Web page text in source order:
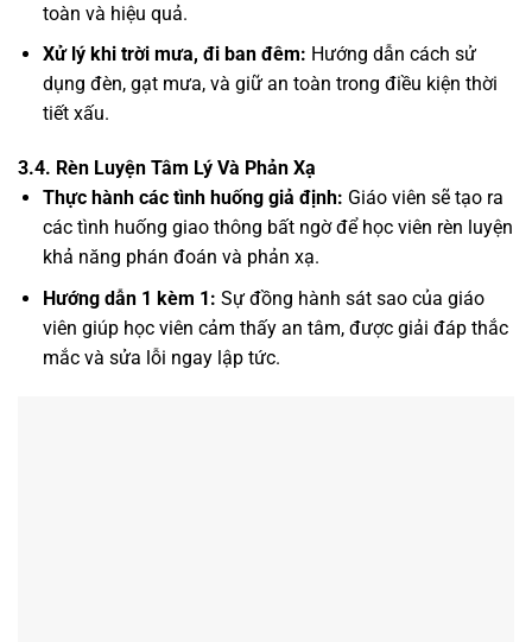
toàn và hiệu quả.
Xử lý khi trời mưa, đi ban đêm: Hướng dẫn cách sử
dụng đèn, gạt mưa, và giữ an toàn trong điều kiện thời
tiết xấu.
3.4. Rèn Luyện Tâm Lý Và Phản Xạ
Thực hành các tình huống giả định: Giáo viên sẽ tạo ra
các tình huống giao thông bất ngờ để học viên rèn luyện
khả năng phán đoán và phản xạ.
Hướng dẫn 1 kèm 1: Sự đồng hành sát sao của giáo
viên giúp học viên cảm thấy an tâm, được giải đáp thắc
mắc và sửa lỗi ngay lập tức.